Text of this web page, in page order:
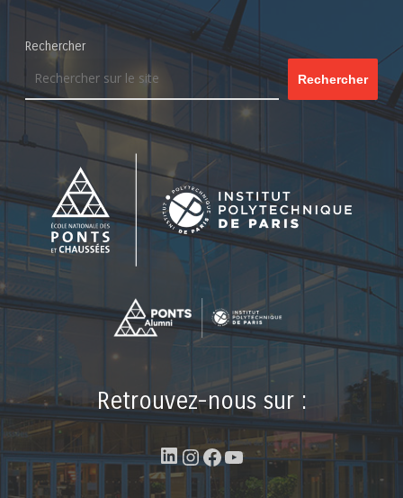
Rechercher
Rechercher
Retrouvez-nous sur :
LinkedIn
Instagram
Facebook
YouTube